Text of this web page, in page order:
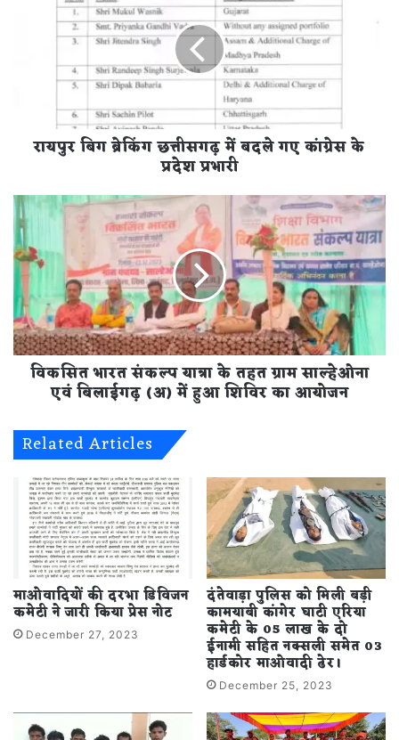
छत्तीसगढ़
प्रदेशरायपुर बिग ब्रेकिंग छत्तीसगढ़ में बदले गए कांग्रेस के
प्रदेश प्रभारी
विकसित
भारत
संकल्प
यात्रा
के
तहत
ग्राम
साल्हेओना
एवं
बिलाईगढ़
हुआ
शिविर
का
आयोजन
विकसित भारत संकल्प यात्रा के तहत ग्राम साल्हेओना
एवं बिलाईगढ़ (अ) में हुआ शिविर का आयोजन
Related Articles
माओवादियों की दरभा डिविजन
कमेटी ने जारी किया प्रेस नोट
December 27, 2023
दंतेवाड़ा पुलिस को मिली बड़ी
कामयाबी कांगेर घाटी एरिया
कमेटी के 05 लाख के दो
ईनामी सहित नक्सली समेत 03
हार्डकोर माओवादी ढेर।
December 25, 2023